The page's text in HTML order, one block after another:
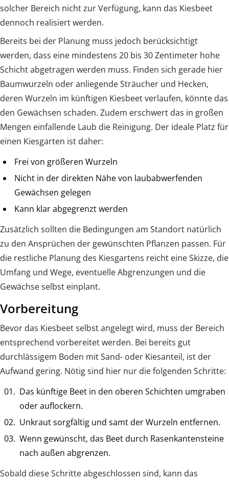
solcher Bereich nicht zur Verfügung, kann das Kiesbeet
dennoch realisiert werden.
Bereits bei der Planung muss jedoch berücksichtigt
werden, dass eine mindestens 20 bis 30 Zentimeter hohe
Schicht abgetragen werden muss. Finden sich gerade hier
Baumwurzeln oder anliegende Sträucher und Hecken,
deren Wurzeln im künftigen Kiesbeet verlaufen, könnte das
den Gewächsen schaden. Zudem erschwert das in großen
Mengen einfallende Laub die Reinigung. Der ideale Platz für
einen Kiesgarten ist daher:
Frei von größeren Wurzeln
Nicht in der direkten Nähe von laubabwerfenden
Gewächsen gelegen
Kann klar abgegrenzt werden
Zusätzlich sollten die Bedingungen am Standort natürlich
zu den Ansprüchen der gewünschten Pflanzen passen. Für
die restliche Planung des Kiesgartens reicht eine Skizze, die
Umfang und Wege, eventuelle Abgrenzungen und die
Gewächse selbst einplant.
Vorbereitung
Bevor das Kiesbeet selbst angelegt wird, muss der Bereich
entsprechend vorbereitet werden. Bei bereits gut
durchlässigem Boden mit Sand- oder Kiesanteil, ist der
Aufwand gering. Nötig sind hier nur die folgenden Schritte:
Das künftige Beet in den oberen Schichten umgraben
oder auflockern.
Unkraut sorgfältig und samt der Wurzeln entfernen.
Wenn gewünscht, das Beet durch Rasenkantensteine
nach außen abgrenzen.
Sobald diese Schritte abgeschlossen sind, kann das